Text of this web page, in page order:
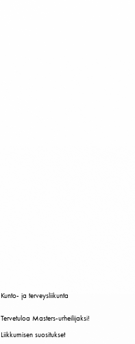
Kunto- ja terveysliikunta
Tervetuloa Masters-urheilijaksi!
Liikkumisen suositukset